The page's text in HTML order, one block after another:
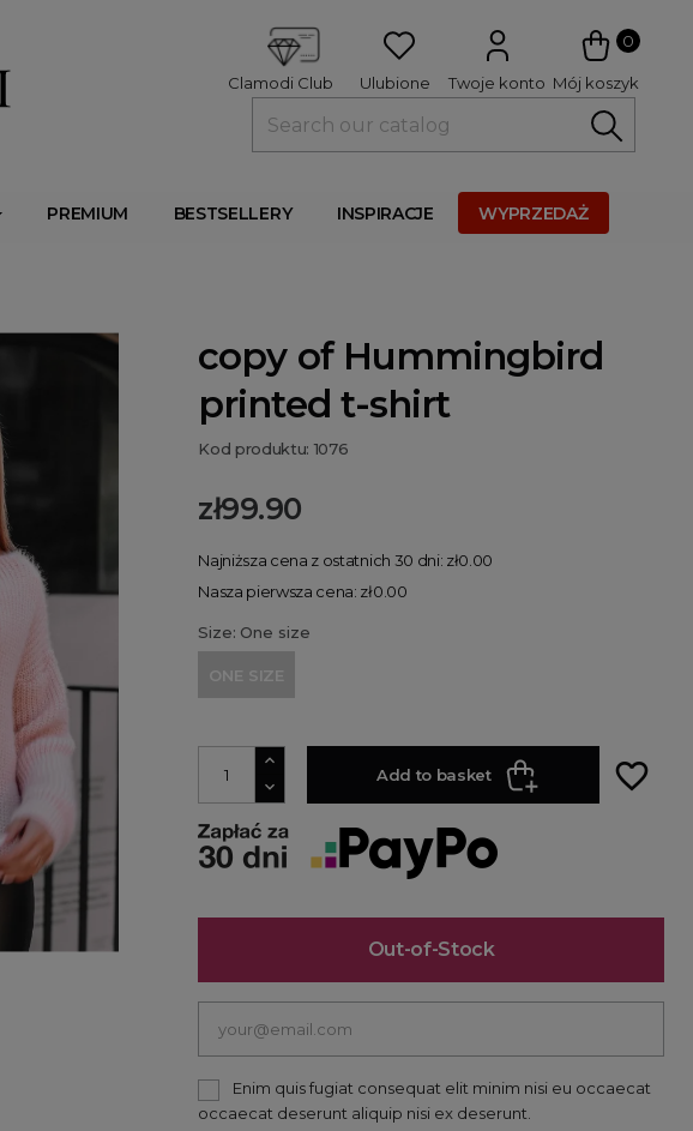
0
Mój koszyk
Twoje konto
Ulubione
Clamodi Club
PREMIUM BESTSELLERY INSPIRACJE WYPRZEDAŻ
copy of Hummingbird
printed t-shirt
Kod produktu: 1076
zł99.90
Najniższa cena z ostatnich 30 dni: zł0.00
Nasza pierwsza cena: zł0.00
Size: One size
ONE SIZE
Add to basket favorite_border
Out-of-Stock
Enim quis fugiat consequat elit minim nisi eu occaecat
occaecat deserunt aliquip nisi ex deserunt.